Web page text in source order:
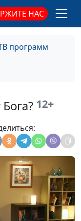
НАС
программ
12+
#537
#532